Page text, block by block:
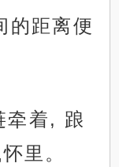
的距离便
牵着, 踉
里。